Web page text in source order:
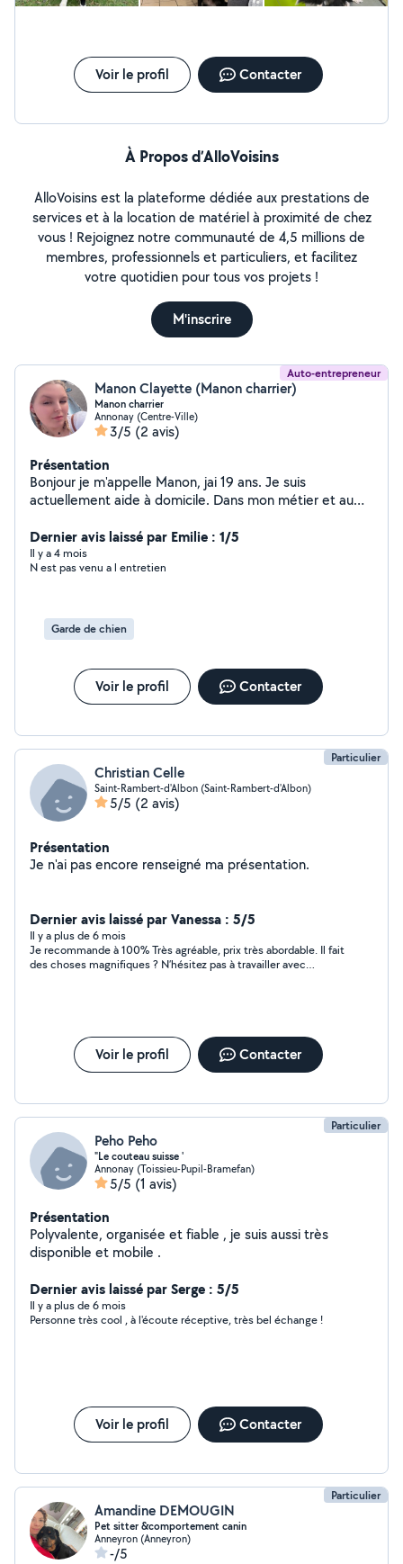
Voir le profil Contacter
À Propos d’AlloVoisins
AlloVoisins est la plateforme dédiée aux prestations de
services et à la location de matériel à proximité de chez
vous ! Rejoignez notre communauté de 4,5 millions de
membres, professionnels et particuliers, et facilitez
votre quotidien pour tous vos projets !
M'inscrire
Auto-entrepreneur
Manon Clayette (Manon charrier)
Manon charrier
Annonay (Centre-Ville)
3/5 (2 avis)
Présentation
Bonjour je m'appelle Manon, jai 19 ans. Je suis
actuellement aide à domicile. Dans mon métier et au
malades, de personnes en situation de handicap ou
même encore d'enfant. J'ai un CAP AEPE (
accompagnement éducatif petite enfance). Vous
Dernier avis laissé par Emilie : 1/5
Il y a 4 mois
N est pas venu a l entretien
Garde de chien
Voir le profil Contacter
Particulier
Christian Celle
Saint-Rambert-d'Albon (Saint-Rambert-d'Albon)
5/5 (2 avis)
Présentation
Je n'ai pas encore renseigné ma présentation.
Dernier avis laissé par Vanessa : 5/5
Il y a plus de 6 mois
Je recommande à 100% Très agréable, prix très abordable. Il fait
des choses magnifiques ? N’hésitez pas à travailler avec
Voir le profil Contacter
Particulier
Peho Peho
"Le couteau suisse '
Annonay (Toissieu-Pupil-Bramefan)
5/5 (1 avis)
Présentation
Polyvalente, organisée et fiable , je suis aussi très
disponible et mobile .
Dernier avis laissé par Serge : 5/5
Il y a plus de 6 mois
Personne très cool , à l'écoute réceptive, très bel échange !
Voir le profil Contacter
Particulier
Amandine DEMOUGIN
Pet sitter &comportement canin
Anneyron (Anneyron)
-/5